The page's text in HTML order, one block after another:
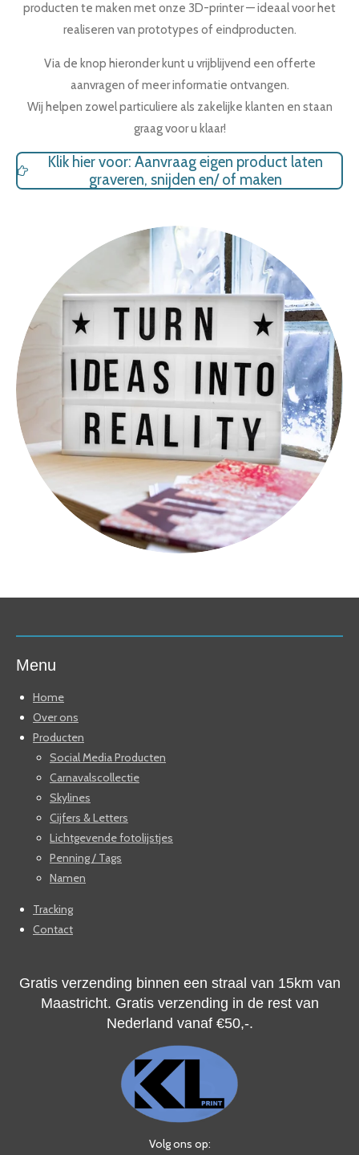
producten te maken met onze 3D-printer — ideaal voor het
realiseren van prototypes of eindproducten.
Via de knop hieronder kunt u vrijblijvend een offerte
aanvragen of meer informatie ontvangen.
Wij helpen zowel particuliere als zakelijke klanten en staan
graag voor u klaar!
Klik hier voor: Aanvraag eigen product laten
graveren, snijden en/ of maken
Menu
Home
Over ons
Producten
Social Media Producten
Carnavalscollectie
Skylines
Cijfers & Letters
Lichtgevende fotolijstjes
Penning / Tags
Namen
Tracking
Contact
Gratis verzending binnen een straal van 15km van
Maastricht. Gratis verzending in de rest van
Nederland vanaf €50,-.
Volg ons op: